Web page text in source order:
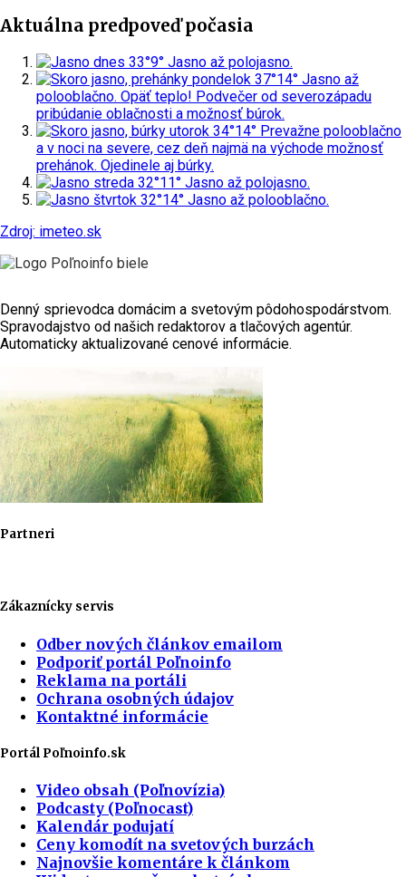
Aktuálna predpoveď počasia
dnes 33°9° Jasno až polojasno.
pondelok 37°14° Jasno až
polooblačno. Opäť teplo! Podvečer od severozápadu
pribúdanie oblačnosti a možnosť búrok.
utorok 34°14° Prevažne polooblačno
a v noci na severe, cez deň najmä na východe možnosť
prehánok. Ojedinele aj búrky.
streda 32°11° Jasno až polojasno.
štvrtok 32°14° Jasno až polooblačno.
Zdroj: imeteo.sk
Denný sprievodca domácim a svetovým pôdohospodárstvom.
Spravodajstvo od našich redaktorov a tlačových agentúr.
Automaticky aktualizované cenové informácie.
Partneri
Zákaznícky servis
Odber nových článkov emailom
Podporiť portál Poľnoinfo
Reklama na portáli
Ochrana osobných údajov
Kontaktné informácie
Portál Poľnoinfo.sk
Video obsah (Poľnovízia)
Podcasty (Poľnocast)
Kalendár podujatí
Ceny komodít na svetových burzách
Najnovšie komentáre k článkom